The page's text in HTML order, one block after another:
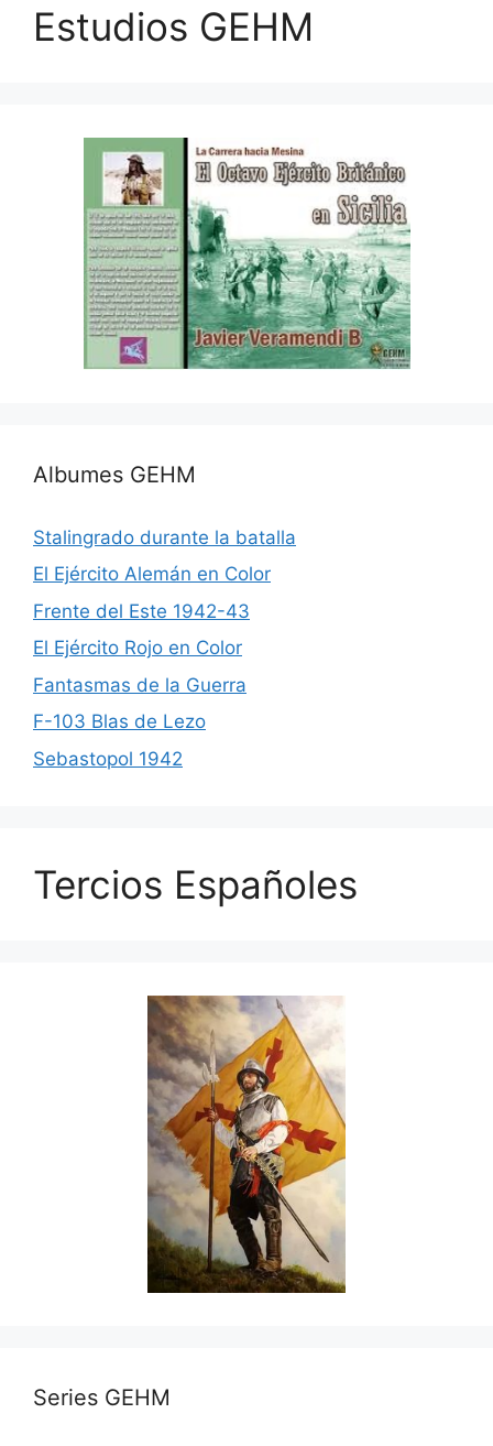
Estudios GEHM
Albumes GEHM
Stalingrado durante la batalla
El Ejército Alemán en Color
Frente del Este 1942-43
El Ejército Rojo en Color
Fantasmas de la Guerra
F-103 Blas de Lezo
Sebastopol 1942
Tercios Españoles
Series GEHM